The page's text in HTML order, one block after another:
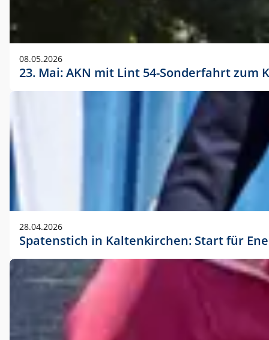
08.05.2026
23. Mai: AKN mit Lint 54-Sonderfahrt
28.04.2026
Spatenstich in Kaltenkirchen: Start für